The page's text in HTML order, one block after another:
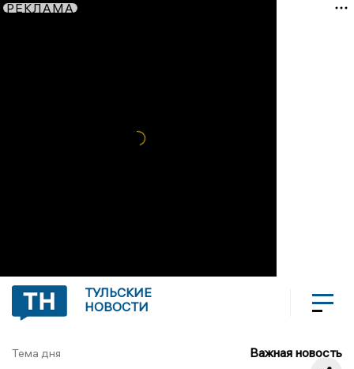
РЕКЛАМА
ТУЛЬСКИЕ
НОВОСТИ
Тема дня Важная новость